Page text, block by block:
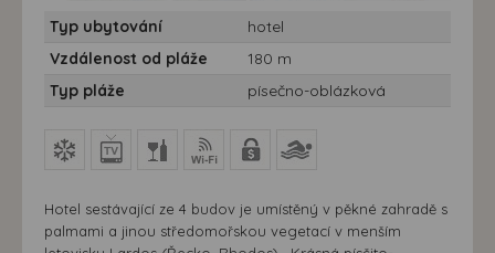
10/11 nocí
10/11 nocí
Typ ubytování
hotel
Vzdálenost od pláže
180 m
Typ pláže
písečno-oblázková
Hotel sestávající ze 4 budov je umístěný v pěkné zahradě s
palmami a jinou středomořskou vegetací v menším